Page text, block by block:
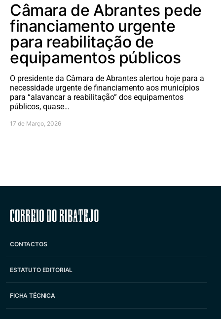
Câmara de Abrantes pede
financiamento urgente
para reabilitação de
equipamentos públicos
O presidente da Câmara de Abrantes alertou hoje para a
necessidade urgente de financiamento aos municípios
para “alavancar a reabilitação” dos equipamentos
públicos, quase…
17 de Março, 2026
Correio do Ribatejo
CONTACTOS
ESTATUTO EDITORIAL
FICHA TÉCNICA